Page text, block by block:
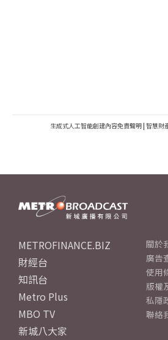
生成式人工智能創建內容免責聲明 | 智慧財
METROFINANCE.BIZ
財經台
知訊台
Metro Plus
MBO TV
新城八大家
關於
廣告
使用
版權
私隱
聯絡